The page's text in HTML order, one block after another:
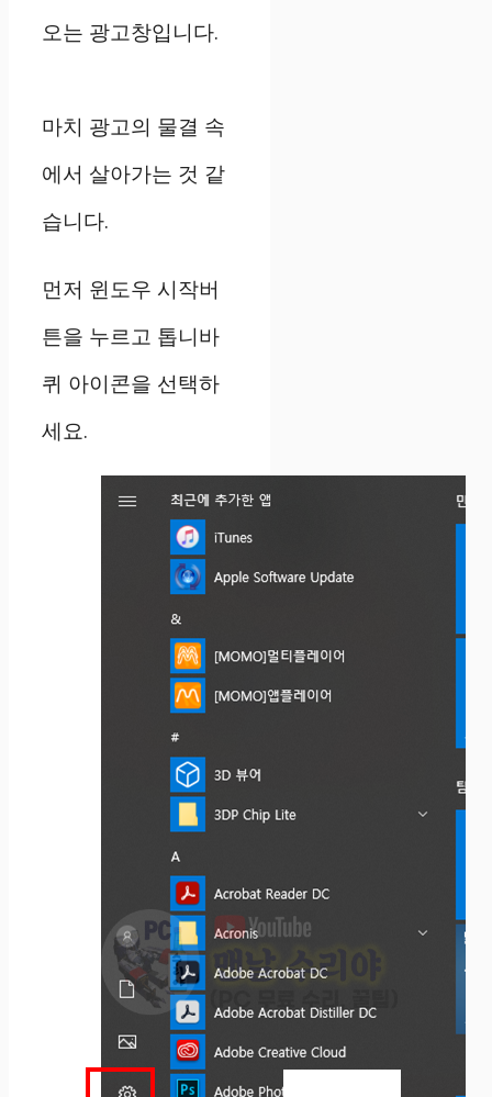
오는 광고창입니다.
마치 광고의 물결 속
에서 살아가는 것 같
습니다.
먼저 윈도우 시작버
튼을 누르고 톱니바
퀴 아이콘을 선택하
세요.